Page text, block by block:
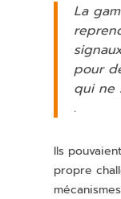
La
pour
qui ne
.
Ils
propre